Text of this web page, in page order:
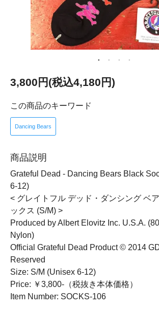
3,800円(税込4,180円)
この商品のキーワード
Dancing Bears
商品説明
Grateful Dead - Dancing Bears Black
6-12)
< グレイトフル デッド・ダンシング ベ
ックス (S/M) >
Produced by Albert Elovitz Inc. U.S.A.
Nylon)
Official Grateful Dead Product © 2014
Reserved
Size: S/M (Unisex 6-12)
Price: ￥3,800-（税抜き本体価格）
Item Number: SOCKS-106